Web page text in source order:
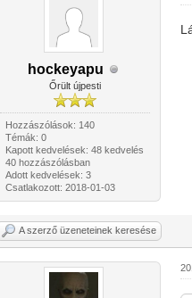
hockeyapu
Őrült újpesti
Hozzászólások: 140
Témák: 0
Kapott kedvelések: 48 kedvelés
40 hozzászólásban
Adott kedvelések: 3
Csatlakozott: 2018-01-03
A szerző üzeneteinek keresése